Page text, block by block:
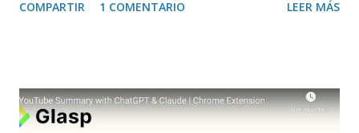
el creador de este portal. Descargar mp3
COMPARTIR 1 COMENTARIO LEER MÁS